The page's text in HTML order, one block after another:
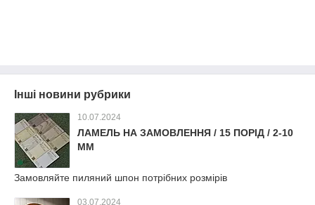
Інші новини рубрики
10.07.2024
ЛАМЕЛЬ НА ЗАМОВЛЕННЯ / 15 ПОРІД / 2-10
ММ
Замовляйте пиляний шпон потрібних розмірів
03.07.2024